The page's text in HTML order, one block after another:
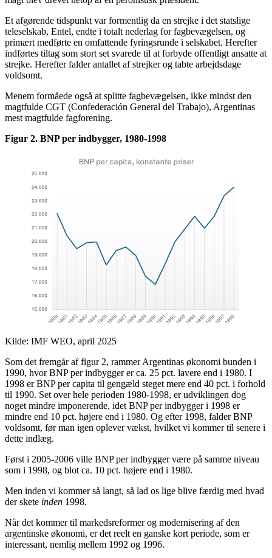
Et afgørende tidspunkt var formentlig da en strejke i det statslige
teleselskab, Entel, endte i totalt nederlag for fagbevægelsen, og
primært medførte en omfattende fyringsrunde i selskabet. Herefter
indførtes tiltag som stort set svarede til at forbyde offentligt ansatte at
strejke. Herefter falder antallet af strejker og tabte arbejdsdage
voldsomt.
Menem formåede også at splitte fagbevægelsen, ikke mindst den
magtfulde CGT (Confederación General del Trabajo), Argentinas
mest magtfulde fagforening.
Figur 2. BNP per indbygger, 1980-1998
Kilde: IMF WEO, april 2025
Som det fremgår af figur 2, rammer Argentinas økonomi bunden i
1990, hvor BNP per indbygger er ca. 25 pct. lavere end i 1980. I
1998 er BNP per capita til gengæld steget mere end 40 pct. i forhold
til 1990. Set over hele perioden 1980-1998, er udviklingen dog
noget mindre imponerende, idet BNP per indbygger i 1998 er
mindre end 10 pct. højere end i 1980. Og efter 1998, falder BNP
voldsomt, før man igen oplever vækst, hvilket vi kommer til senere i
dette indlæg.
Først i 2005-2006 ville BNP per indbygger være på samme niveau
som i 1998, og blot ca. 10 pct. højere end i 1980.
Men inden vi kommer så langt, så lad os lige blive færdig med hvad
der skete inden 1998.
Når det kommer til markedsreformer og modernisering af den
argentinske økonomi, er det reelt en ganske kort periode, som er
interessant, nemlig mellem 1992 og 1996.